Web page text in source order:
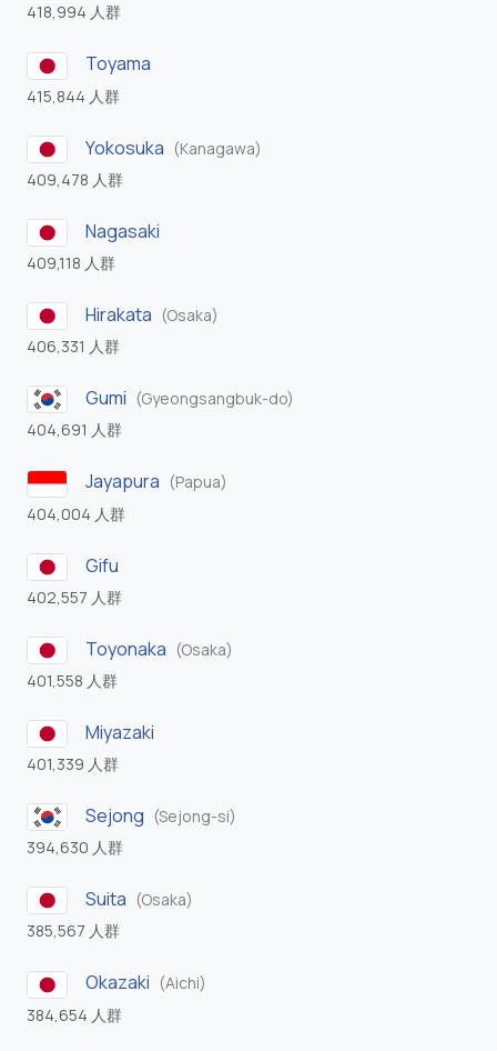
418,994 人群
Toyama
415,844 人群
Yokosuka (Kanagawa)
409,478 人群
Nagasaki
409,118 人群
Hirakata (Osaka)
406,331 人群
Gumi (Gyeongsangbuk-do)
404,691 人群
Jayapura (Papua)
404,004 人群
Gifu
402,557 人群
Toyonaka (Osaka)
401,558 人群
Miyazaki
401,339 人群
Sejong (Sejong-si)
394,630 人群
Suita (Osaka)
385,567 人群
Okazaki (Aichi)
384,654 人群